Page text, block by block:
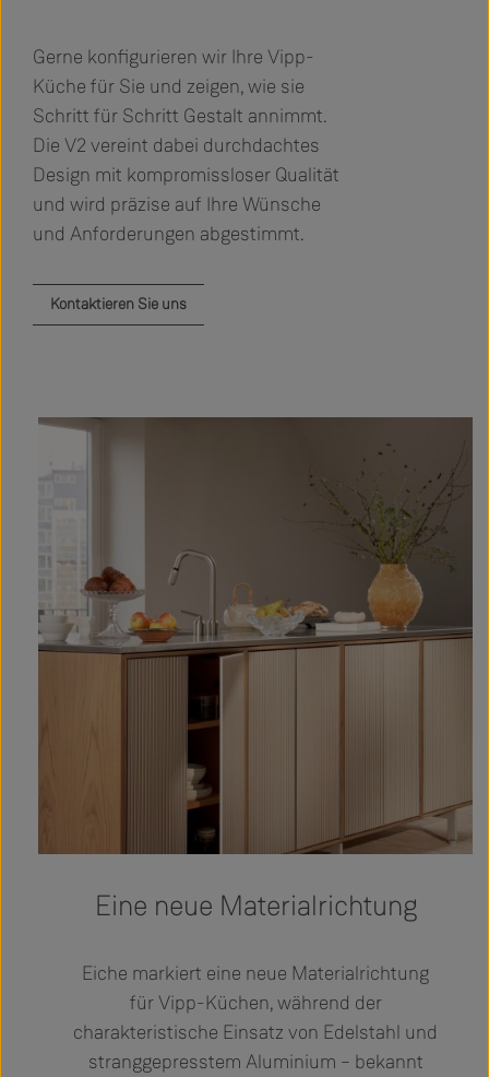
Gerne konfigurieren wir Ihre Vipp-
Küche für Sie und zeigen, wie sie
Schritt für Schritt Gestalt annimmt.
Die V2 vereint dabei durchdachtes
Design mit kompromissloser Qualität
und wird präzise auf Ihre Wünsche
und Anforderungen abgestimmt.
Kontaktieren Sie uns
Eine neue Materialrichtung
Eiche markiert eine neue Materialrichtung
für Vipp-Küchen, während der
charakteristische Einsatz von Edelstahl und
stranggepresstem Aluminium – bekannt